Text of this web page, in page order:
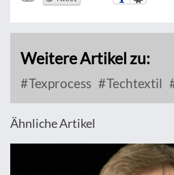
Weitere Artikel zu:
Texprocess Techtextil
Ähnliche Artikel